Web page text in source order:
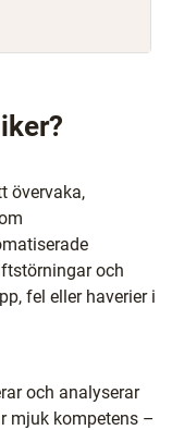
övervaka,
och
fel eller haverier i
och analyserar
mjuk kompetens –